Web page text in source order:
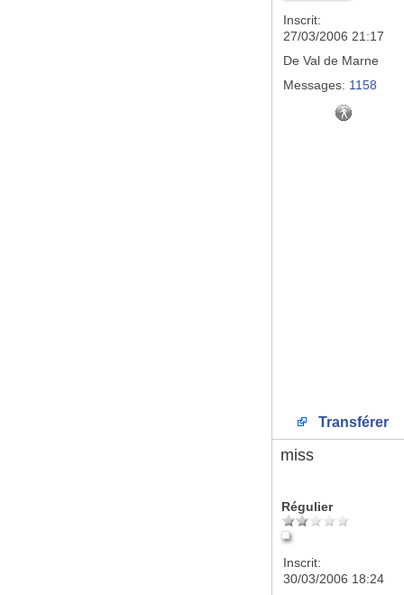
Inscrit:
27/03/2006 21:17
De Val de Marne
Messages: 1158
Transférer
miss
Régulier
Inscrit:
30/03/2006 18:24